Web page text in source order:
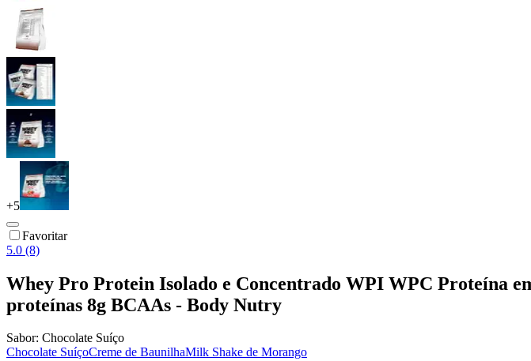
+5
Favoritar
5.0 (8)
Whey Pro Protein Isolado e Concentrado WPI WPC Proteína
proteínas 8g BCAAs - Body Nutry
Sabor: Chocolate Suíço
Chocolate SuíçoCreme de BaunilhaMilk Shake de Morango